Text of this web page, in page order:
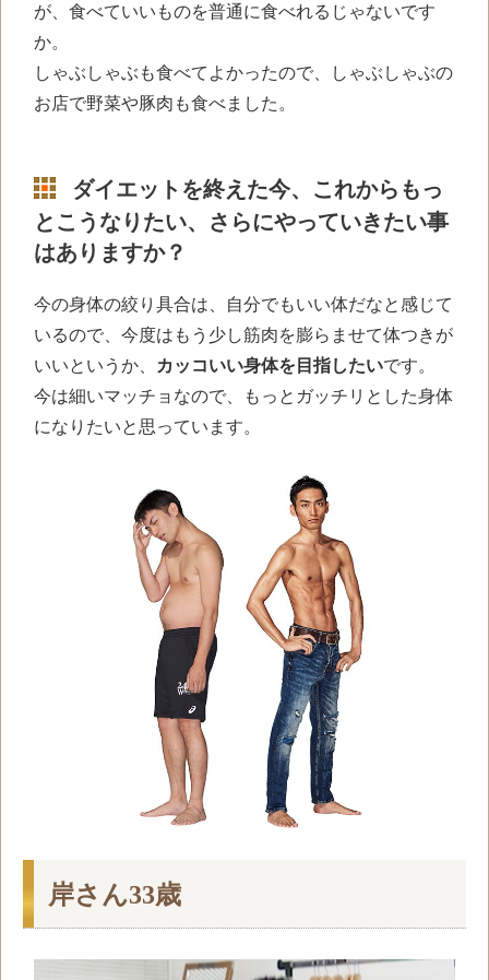
が、 食べていいものを普通に食べれる じゃないです
か。
しゃぶしゃぶも食べてよかったので、しゃぶしゃぶの
お店で野菜や豚肉も食べました。
ダイエットを終えた今、これからもっ
とこうなりたい、さらにやっていきたい事
はありますか？
今の身体の絞り具合は、自分でもいい体だなと感じて
いるので、今度はもう少し筋肉を膨らませて体つきが
いいというか、
カッコいい身体を目指したいです。
今は細いマッチョなので、もっとガッチリとした身体
になりたいと思っています。
岸さん33歳